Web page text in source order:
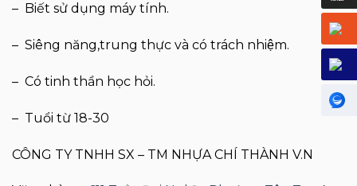
– Biết sử dụng máy tính.
– Siêng năng,trung thực và có trách nhiệm.
– Có tinh thần học hỏi.
– Tuổi từ 18-30
CÔNG TY TNHH SX – TM NHỰA CHÍ THÀNH V.N